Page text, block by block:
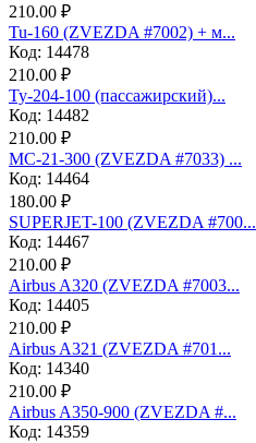
210.00 ₽
Tu-160 (ZVEZDA #7002) + м...
Код: 14478
210.00 ₽
Ту-204-100 (пассажирский)...
Код: 14482
210.00 ₽
МС-21-300 (ZVEZDA #7033) ...
Код: 14464
180.00 ₽
SUPERJET-100 (ZVEZDA #700...
Код: 14467
210.00 ₽
Аirbus A320 (ZVEZDA #7003...
Код: 14405
210.00 ₽
Аirbus A321 (ZVEZDA #701...
Код: 14340
210.00 ₽
Airbus A350-900 (ZVEZDA #...
Код: 14359